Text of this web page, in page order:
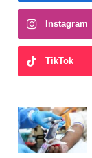
Instagram
TikTok